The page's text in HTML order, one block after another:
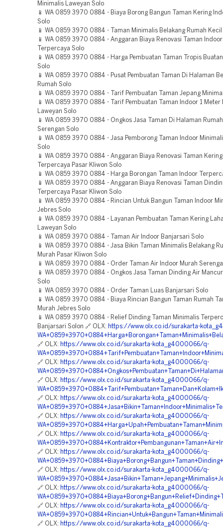
Minimalis Laweyan Solo
📱 WA 0859 3970 0884 - Biaya Borong Bangun Taman Kering
Solo
📱 WA 0859 3970 0884 - Taman Minimalis Belakang Rumah
📱 WA 0859 3970 0884 - Anggaran Biaya Renovasi Taman
Terpercaya Solo
📱 WA 0859 3970 0884 - Harga Pembuatan Taman Tropis
Solo
📱 WA 0859 3970 0884 - Pusat Pembuatan Taman Di Halaman
Rumah Solo
📱 WA 0859 3970 0884 - Tarif Pembuatan Taman Jepang
📱 WA 0859 3970 0884 - Tarif Pembuatan Taman Indoor 1 Meter
Laweyan Solo
📱 WA 0859 3970 0884 - Ongkos Jasa Taman Di Halaman
Serengan Solo
📱 WA 0859 3970 0884 - Jasa Pemborong Taman Indoor
Solo
📱 WA 0859 3970 0884 - Anggaran Biaya Renovasi Taman
Terpercaya Pasar Kliwon Solo
📱 WA 0859 3970 0884 - Harga Borongan Taman Indoor
📱 WA 0859 3970 0884 - Anggaran Biaya Renovasi Taman
Terpercaya Pasar Kliwon Solo
📱 WA 0859 3970 0884 - Rincian Untuk Bangun Taman Indoor
Jebres Solo
📱 WA 0859 3970 0884 - Layanan Pembuatan Taman Kering
Laweyan Solo
📱 WA 0859 3970 0884 - Taman Air Indoor Banjarsari Solo
📱 WA 0859 3970 0884 - Jasa Bikin Taman Minimalis Belakang
Murah Pasar Kliwon Solo
📱 WA 0859 3970 0884 - Order Taman Air Indoor Murah
📱 WA 0859 3970 0884 - Ongkos Jasa Taman Dinding Air
Solo
📱 WA 0859 3970 0884 - Order Taman Luas Banjarsari Solo
📱 WA 0859 3970 0884 - Biaya Rincian Bangun Taman Rumah
Murah Jebres Solo
📱 WA 0859 3970 0884 - Relief Dinding Taman Minimalis
Banjarsari Solon 🔗 OLX: https://www.olx.co.id/surakarta-
🔗 OLX: https://www.olx.co.id/surakarta-kota_g4000066/q-
🔗 OLX: https://www.olx.co.id/surakarta-kota_g4000066/q-
🔗 OLX: https://www.olx.co.id/surakarta-kota_g4000066/q-
🔗 OLX: https://www.olx.co.id/surakarta-kota_g4000066/q-
🔗 OLX: https://www.olx.co.id/surakarta-kota_g4000066/q-
🔗 OLX: https://www.olx.co.id/surakarta-kota_g4000066/q-
🔗 OLX: https://www.olx.co.id/surakarta-kota_g4000066/q-
🔗 OLX: https://www.olx.co.id/surakarta-kota_g4000066/q-
🔗 OLX: https://www.olx.co.id/surakarta-kota_g4000066/q-
🔗 OLX: https://www.olx.co.id/surakarta-kota_g4000066/q-
🔗 OLX: https://www.olx.co.id/surakarta-kota_g4000066/q-